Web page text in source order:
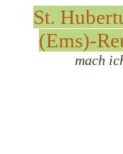
St.
(Ems)-
mach